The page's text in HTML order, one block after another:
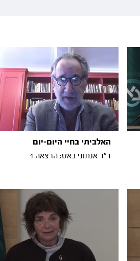
האלביתי בחיי היום-יום
ד"ר אנתוני באס: הרצאה 1